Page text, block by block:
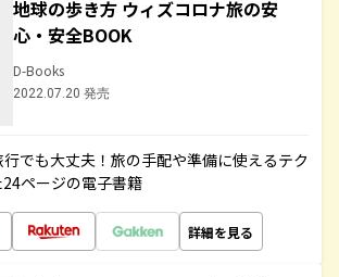
地球の歩き方 ウィズコロナ旅の安
心・安全BOOK
D-Books
2022.07.20 発売
でも大丈夫！旅の手配や準備に使えるテク
ページの電子書籍
詳細を見る